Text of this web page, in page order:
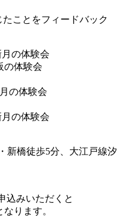
ことをフィードバック
の体験会
の体験会
の体験会
の体験会
新橋徒歩5分、大江戸線汐
込みいただくと
ります。